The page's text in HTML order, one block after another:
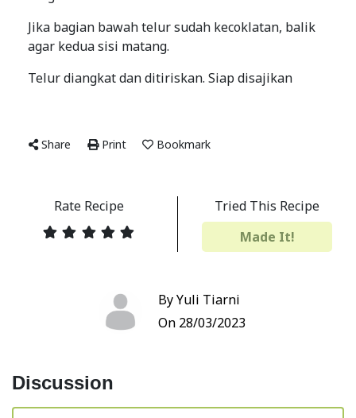
Jika bagian bawah telur sudah kecoklatan, balik
agar kedua sisi matang.
Telur diangkat dan ditiriskan. Siap disajikan
Share Print Bookmark
Rate Recipe
Tried This Recipe
Made It!
By Yuli Tiarni
On 28/03/2023
Discussion